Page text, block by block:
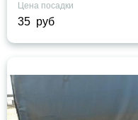
Цена посадки
35 руб